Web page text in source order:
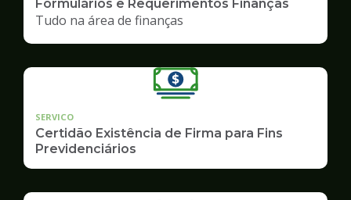
Formulários e Requerimentos Finanças
Tudo na área de finanças
SERVICO
Certidão Existência de Firma para Fins
Previdenciários